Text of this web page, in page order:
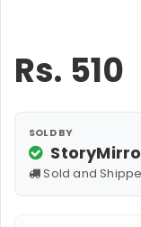
Rs. 510
SOLD BY
Sold and